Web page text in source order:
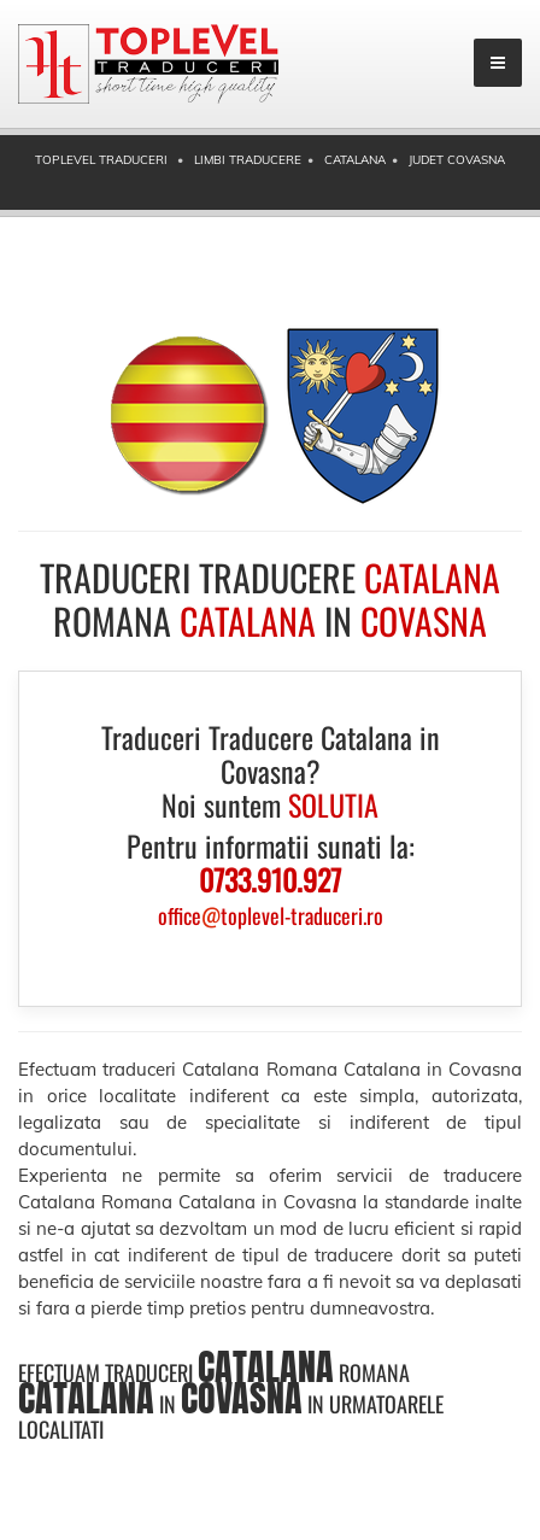
TOPLEVEL TRADUCERI LIMBI TRADUCERE CATALANA JUDET COVASNA
TRADUCERI TRADUCERECATALANA
ROMANA CATALANA IN COVASNA
Traduceri Traducere Catalana in
Covasna?
Noi suntem SOLUTIA
Pentru informatii sunati la:
0733.910.927
office@toplevel-traduceri.ro
Efectuam traduceri Catalana Romana Catalana in Covasna
in orice localitate indiferent ca este simpla, autorizata,
legalizata sau de specialitate si indiferent de tipul
documentului.
Experienta ne permite sa oferim servicii de traducere
Catalana Romana Catalana in Covasna la standarde inalte
si ne-a ajutat sa dezvoltam un mod de lucru eficient si rapid
astfel in cat indiferent de tipul de traducere dorit sa puteti
beneficia de serviciile noastre fara a fi nevoit sa va deplasati
si fara a pierde timp pretios pentru dumneavostra.
EFECTUAM TRADUCERICATALANA ROMANA
CATALANAINCOVASNAIN URMATOARELE
LOCALITATI